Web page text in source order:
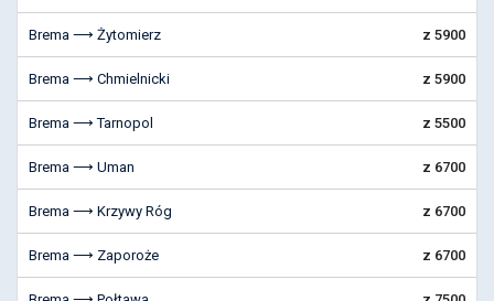
Brema ⟶ Żytomierz z 5900
Brema ⟶ Chmielnicki z 5900
Brema ⟶ Tarnopol z 5500
Brema ⟶ Uman z 6700
Brema ⟶ Krzywy Róg z 6700
Brema ⟶ Zaporoże z 6700